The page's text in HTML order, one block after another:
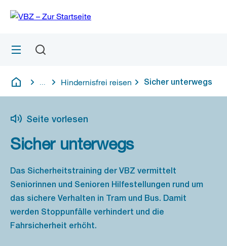
Navigation
Sprunglink
Menü
Deutsch
Blende alle Breadcrumbs ein
Hindernisfrei reisen Sicher unterwegs
Seite vorlesen
Sicher unterwegs
Das Sicherheitstraining der VBZ vermittelt
Seniorinnen und Senioren Hilfestellungen rund um
das sichere Verhalten in Tram und Bus. Damit
werden Stoppunfälle verhindert und die
Fahrsicherheit erhöht.